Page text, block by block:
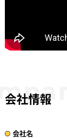
会社情報
会社名​